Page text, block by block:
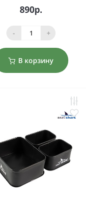
890р.
- +
В корзину